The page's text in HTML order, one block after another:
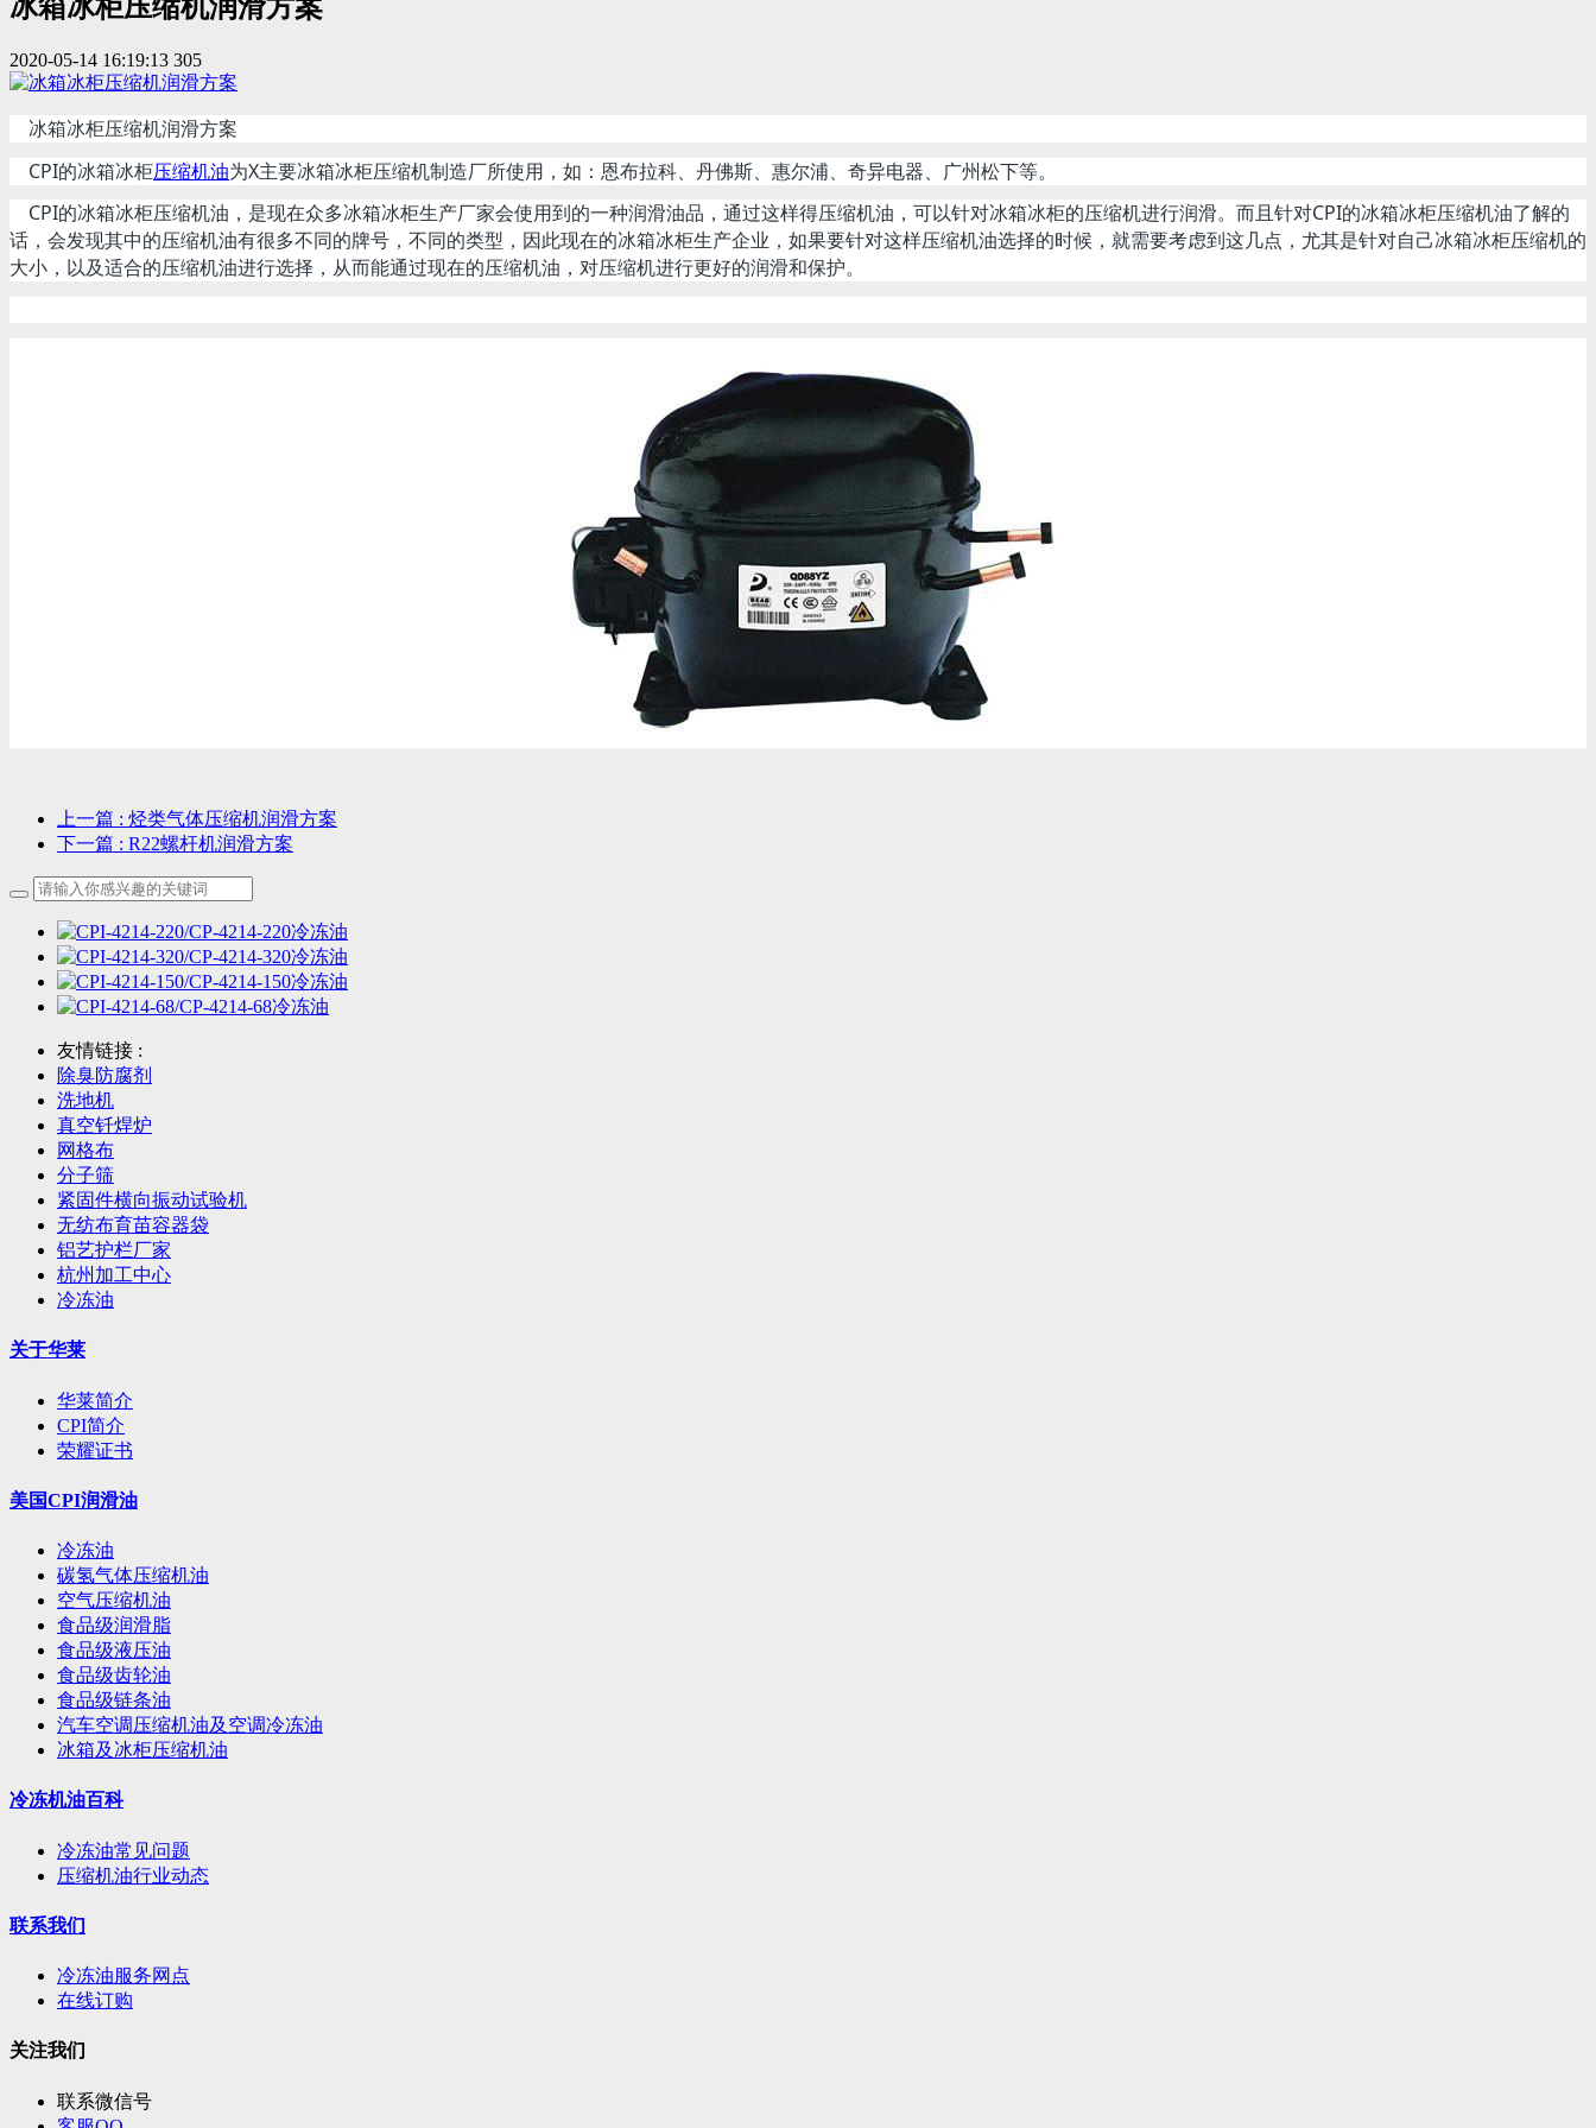
冰箱冰柜压缩机润滑方案
2020-05-14 16:19:13 305
冰箱冰柜压缩机润滑方案
CPI的冰箱冰柜压缩机油为X主要冰箱冰柜压缩机制造厂所使用，如：恩布拉科、丹佛斯、惠尔浦、奇异电器、广州松下等。
CPI的冰箱冰柜压缩机油，是现在众多冰箱冰柜生产厂家会使用到的一种润滑油品，通过这样得压缩机油，可以针对冰箱冰柜的压缩机进行润滑。而且针对CPI的冰箱冰柜压缩机油了解的
话，会发现其中的压缩机油有很多不同的牌号，不同的类型，因此现在的冰箱冰柜生产企业，如果要针对这样压缩机油选择的时候，就需要考虑到这几点，尤其是针对自己冰箱冰柜压缩机的
大小，以及适合的压缩机油进行选择，从而能通过现在的压缩机油，对压缩机进行更好的润滑和保护。
上一篇 : 烃类气体压缩机润滑方案
下一篇 : R22螺杆机润滑方案
友情链接 :
除臭防腐剂
洗地机
真空钎焊炉
网格布
分子筛
紧固件横向振动试验机
无纺布育苗容器袋
铝艺护栏厂家
杭州加工中心
冷冻油
关于华莱
华莱简介
CPI简介
荣耀证书
美国CPI润滑油
冷冻油
碳氢气体压缩机油
空气压缩机油
食品级润滑脂
食品级液压油
食品级齿轮油
食品级链条油
汽车空调压缩机油及空调冷冻油
冰箱及冰柜压缩机油
冷冻机油百科
冷冻油常见问题
压缩机油行业动态
联系我们
冷冻油服务网点
在线订购
关注我们
联系微信号